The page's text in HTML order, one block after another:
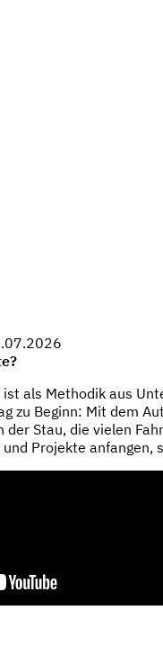
als Methodik aus
zu Beginn: Mit dem
der Stau, die vielen
Projekte anfangen,